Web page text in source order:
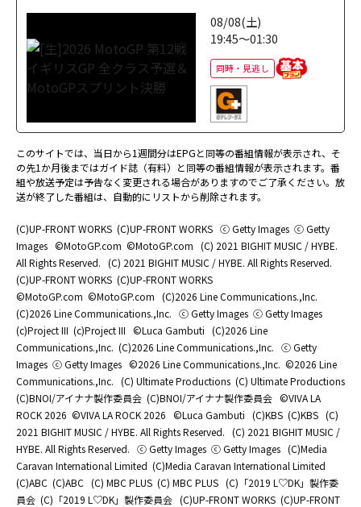
08/08(土)
19:45～01:30
同時・見逃し
このサイトでは、当日から1週間分はEPGと同等の番組情報が表示され、そ
の先1か月後まではガイド誌（有料）と同等の番組情報が表示されます。番
組や放送予定は予告なく変更される場合がありますのでご了承ください。放
送が終了した番組は、自動的にリストから削除されます。
(C)UP-FRONT WORKS (C)UP-FRONT WORKS ⓒ Getty Images ⓒ Getty
Images ©MotoGP.com ©MotoGP.com (C) 2021 BIGHIT MUSIC / HYBE.
All Rights Reserved. (C) 2021 BIGHIT MUSIC / HYBE. All Rights Reserved.
(C)UP-FRONT WORKS (C)UP-FRONT WORKS
©MotoGP.com ©MotoGP.com (C)2026 Line Communications.,Inc.
(C)2026 Line Communications.,Inc. ⓒ Getty Images ⓒ Getty Images
(c)Project III (c)Project III ©Luca Gambuti (C)2026 Line
Communications.,Inc. (C)2026 Line Communications.,Inc. ⓒ Getty
Images ⓒ Getty Images ©2026 Line Communications.,Inc. ©2026 Line
Communications.,Inc. (C) Ultimate Productions (C) Ultimate Productions
(C)BNOI/アイナナ製作委員会 (C)BNOI/アイナナ製作委員会 ©️VIVA LA
ROCK 2026 ©️VIVA LA ROCK 2026 ©Luca Gambuti (C)KBS (C)KBS (C)
2021 BIGHIT MUSIC / HYBE. All Rights Reserved. (C) 2021 BIGHIT MUSIC /
HYBE. All Rights Reserved. ⓒ Getty Images ⓒ Getty Images (C)Media
Caravan International Limited (C)Media Caravan International Limited
(C)ABC (C)ABC (C) MBC PLUS (C) MBC PLUS (C)「2019 L♡DK」製作委
員会 (C)「2019 L♡DK」製作委員会 (C)UP-FRONT WORKS (C)UP-FRONT